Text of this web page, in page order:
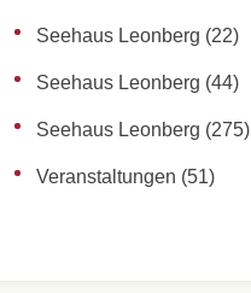
Seehaus Leonberg (22)
Seehaus Leonberg (44)
Seehaus Leonberg (275)
Veranstaltungen (51)